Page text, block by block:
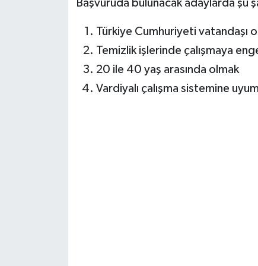
Başvuruda bulunacak adaylarda şu
Türkiye Cumhuriyeti vatandaşı
Temizlik işlerinde çalışmaya
20 ile 40 yaş arasında olmak
Vardiyalı çalışma sistemine